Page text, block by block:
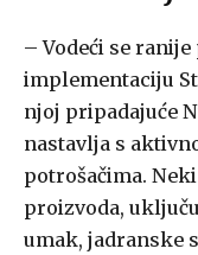
– Vodeći se
implementaciju
njoj pripadajuće
nastavlja s
potrošačima.
proizvoda,
umak, jadranske